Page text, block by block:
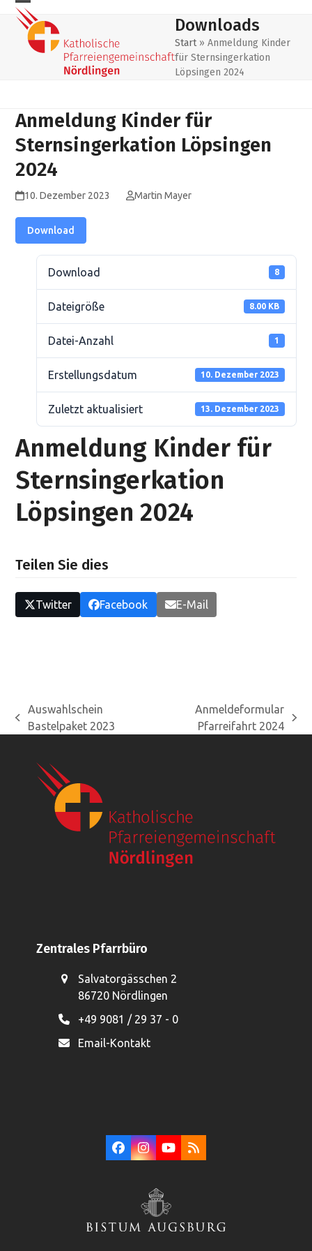
Skip
content
Mobiles
Menu
Mobiles
Menu
schließen
Downloads
Start»Anmeldung Kinder
für Sternsingerkation
Löpsingen 2024
Anmeldung Kinder für
Sternsingerkation Löpsingen
2024
10. Dezember 2023 Martin Mayer
Download
Download 8
Dateigröße 8.00 KB
Datei-Anzahl 1
Erstellungsdatum 10. Dezember 2023
Zuletzt aktualisiert 13. Dezember 2023
Anmeldung Kinder für
Sternsingerkation
Löpsingen 2024
Teilen Sie dies
Twitter Facebook E-Mail
vorheriger
Auswahlschein
Bastelpaket 2023
Nächster
Anmeldeformular
Pfarreifahrt 2024
Zentrales Pfarrbüro
Salvatorgässchen 2
86720 Nördlingen
+49 9081 / 29 37 - 0
Email-Kontakt
Facebook
Instagram
YouTube
RSS